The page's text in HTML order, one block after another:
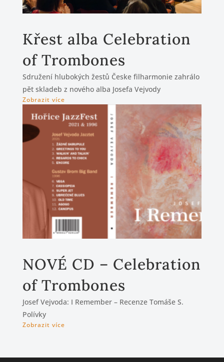
Křest alba Celebration
of Trombones
Sdružení hlubokých žestů Česke filharmonie zahrálo
pět skladeb z nového alba Josefa Vejvody
Zobrazit více
NOVÉ CD – Celebration
of Trombones
Josef Vejvoda: I Remember – Recenze Tomáše S.
Polívky
Zobrazit více